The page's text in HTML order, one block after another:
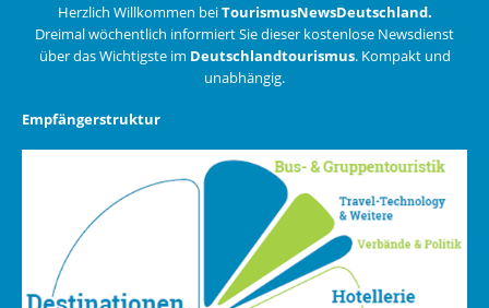
Herzlich Willkommen beiTourismusNewsDeutschland.
Dreimal wöchentlich informiert Sie dieser kostenlose Newsdienst
über das Wichtigste im Deutschlandtourismus. Kompakt und
unabhängig.
Empfängerstruktur